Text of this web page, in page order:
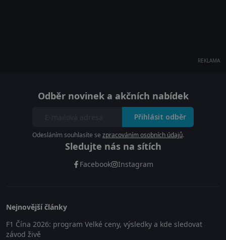
REKLAMA
Odběr novinek a akčních nabídek
Přihlásit odběr
Odesláním souhlasíte se zpracováním osobních údajů.
Sledujte nás na sítích
Facebook Instagram
Nejnovější články
F1 Čína 2026: program Velké ceny, výsledky a kde sledovat
závod živě